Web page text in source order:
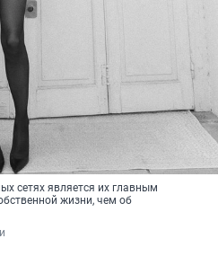
сетях является их главным
жизни, чем об